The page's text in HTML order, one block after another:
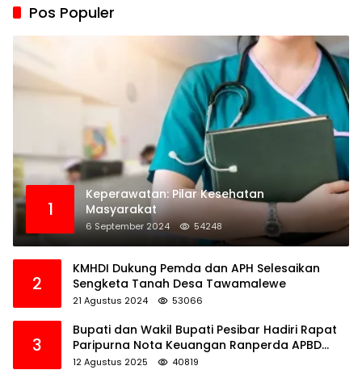
Pos Populer
1
Keperawatan: Pilar Kesehatan
Masyarakat
6 September 2024 54248
2
KMHDI Dukung Pemda dan APH Selesaikan
Sengketa Tanah Desa Tawamalewe
21 Agustus 2024 53066
3
Bupati dan Wakil Bupati Pesibar Hadiri Rapat
Paripurna Nota Keuangan Ranperda APBD
Perubahan TA 2025
12 Agustus 2025 40819